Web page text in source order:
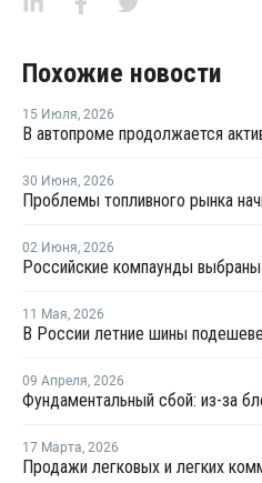
Похожие новости
15 Июля, 2026
30 Июня, 2026
02 Июня, 2026
11 Мая, 2026
В России летние шины
09 Апреля, 2026
17 Марта, 2026